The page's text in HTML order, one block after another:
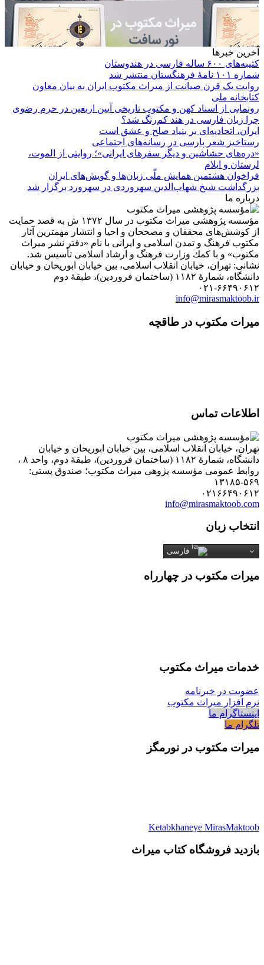
آخرین خبرها
کتیبه‌های ۶۰۰ ساله فارسی در هندوستان
شماره ۱۰۱ نامۀ فرهنگستان منتشر شد
روایت یک قرن صیانت از میراث مکتوب ایران به بیان معاون
کتابخانه ملی
رونمایی از اسناد کهن و مکتوب تاریخی آیین اربعین در حرم رضوی
چرا زبان فارسی در هند کم‌رنگ شد؟
ایران، اتحادیه‌ای بر بنیاد صلح و عشق است
رستاخیز شعر پارسی در رسانه‌های اجتماعی
«دره‌های حشاشین و دیگر سفرهای ایرانی»؛ روایتی از الموت،
لرستان و ایلام
فراخوان هشتمین همایش ملّی زبان‌ها و گویش‌های ایران
بزرگداشت شیخ شهاب‌الدین سهروردی در سهرورد برگزار شد
درباره ما
مؤسسه پژوهشی میراث مكتوب در سال ۱۳۷۲ ش به قصد حمایت
از كوشش‌های محققان و مصححان و احیا و انتشار مهمترین آثار
مكتوب فرهنگ و تمدن اسلامی و ایرانی با نام «دفتر نشر میراث
مكتوب» و با كمك وزارت فرهنگ و ارشاد اسلامی تأسیس شد.
نشانی: تهران، خیابان انقلاب اسلامی، بین خیابان ابوریحان و خیابان
دانشگاه، شمارۀ ۱۱۸۲ (ساختمان فروردین)، طبقۀ دوم
۰۲۱-۶۶۴۹۰۶۱۲
info@mirasmaktoob.ir
میرات مکتوب در طاقچه
اطلاعات تماس
تهران، خیابان انقلاب اسلامی، بین خیابان ابوریحان و خیابان
دانشگاه، شمارۀ ۱۱۸۲ (ساختمان فروردین)، طبقۀ دوم، واحد ۸ ،
روابط عمومی مؤسسه پژوهی میراث مکتوب؛ صندوق پستی:
۵۶۹-۱۳۱۸۵
۰۲۱۶۶۴۹۰۶۱۲
info@mirasmaktoob.com
انتخاب زبان
فارسی
میرات مکتوب در چهارراه
خدمات میراث مکتوب
عضویت در خبرنامه
نرم افزار میراث مکتوب
اینستاگرام ما
تلگرام ما
میرات مکتوب در نورمگز
Ketabkhaneye MirasMaktoob
بازدید فروشگاه کتاب میراث